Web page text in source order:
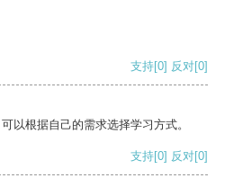
支持[0] 反对[0]
以根据自己的需求选择学习方式。
支持[0] 反对[0]